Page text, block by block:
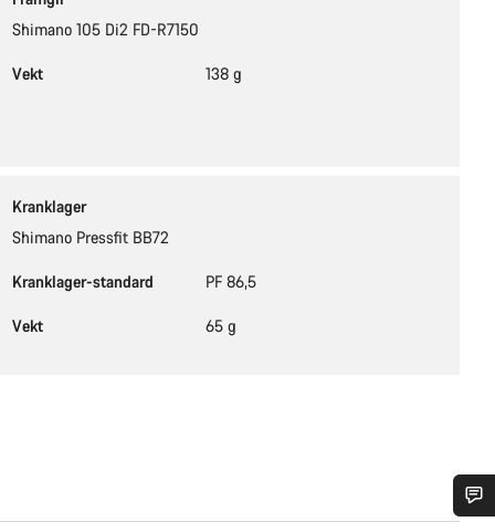
Shimano 105 Di2 FD-R7150
Vekt 138 g
Kranklager
Shimano Pressfit BB72
Kranklager-standard PF 86,5
Vekt 65 g